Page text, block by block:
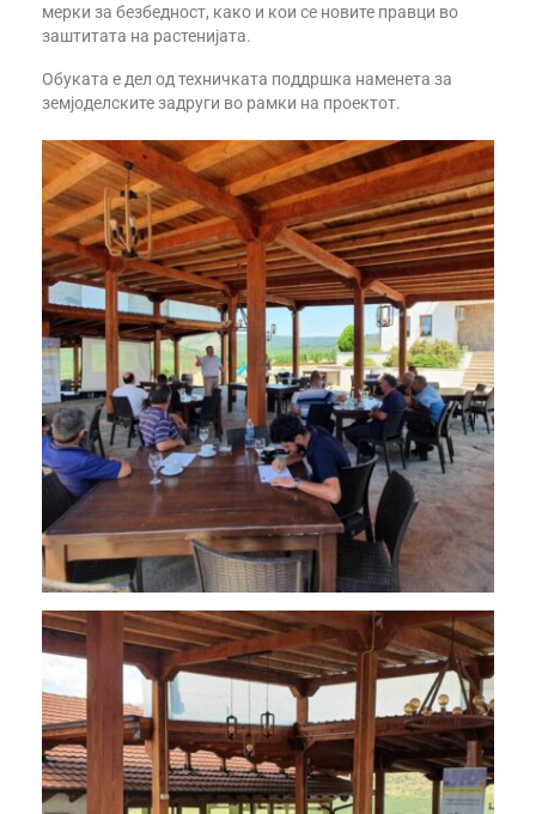
Публикации
Контакт
мерки за безбедност, како и кои се новите правци во
заштитата на растенијата.
Обуката е дел од техничката поддршка наменета за
земјоделските задруги во рамки на проектот.